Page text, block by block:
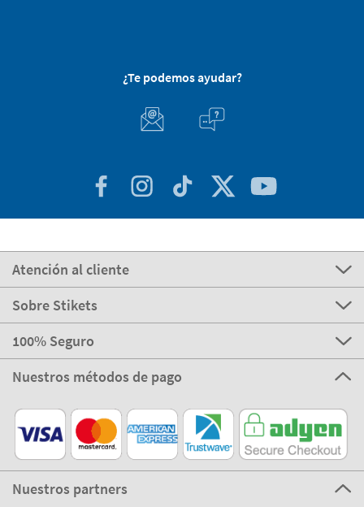
¿Te podemos ayudar?
Atención al cliente
Sobre Stikets
100% Seguro
Nuestros métodos de pago
Nuestros partners